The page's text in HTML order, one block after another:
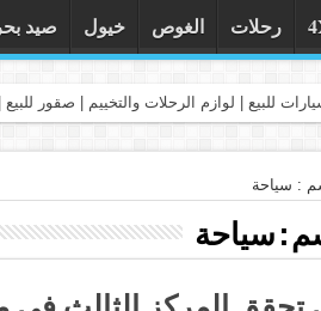
رحلات الغوص خيول صيد
للبيع | لوازم الرحلات والتخييم | صقور
: سياحة
:سياحة